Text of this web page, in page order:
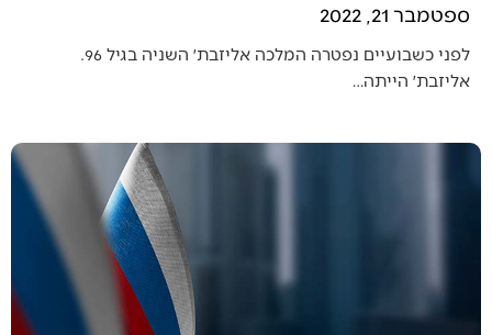
ספטמבר 21, 2022
לפני כשבועיים נפטרה המלכה אליזבת׳ השניה בגיל 96.
אליזבת׳ הייתה…